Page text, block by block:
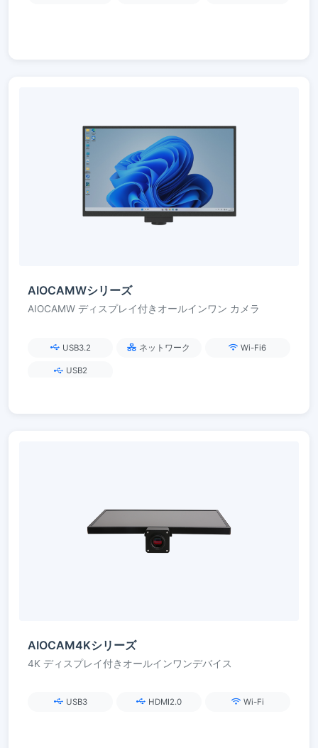
AIOCAMWシリーズ
AIOCAMW ディスプレイ付きオールインワン カメラ
USB3.2 ネットワーク Wi-Fi6
USB2
AIOCAM4Kシリーズ
4K ディスプレイ付きオールインワンデバイス
USB3 HDMI2.0 Wi-Fi